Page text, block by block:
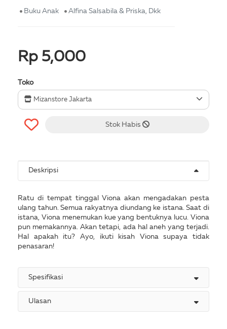
Buku Anak Alfina Salsabila & Priska, Dkk
Rp 5,000
Toko
Mizanstore Jakarta
Stok Habis
Deskripsi
Ratu di tempat tinggal Viona akan mengadakan pesta
ulang tahun. Semua rakyatnya diundang ke istana. Saat di
istana, Viona menemukan kue yang bentuknya lucu. Viona
pun memakannya. Akan tetapi, ada hal aneh yang terjadi.
Hal apakah itu? Ayo, ikuti kisah Viona supaya tidak
penasaran!
Spesifikasi
Ulasan